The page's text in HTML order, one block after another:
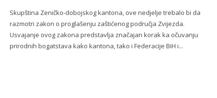
Skupština Zeničko-dobojskog kantona, ove nedjelje trebalo bi da
razmotri zakon o proglašenju zaštićenog područja Zvijezda.
Usvajanje ovog zakona predstavlja značajan korak ka očuvanju
prirodnih bogatstava kako kantona, tako i Federacije BiH i...